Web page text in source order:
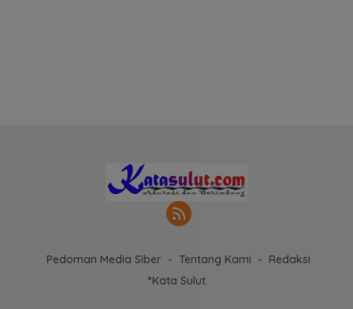
Pedoman Media Siber Tentang Kami
Redaksi
°Kata Sulut